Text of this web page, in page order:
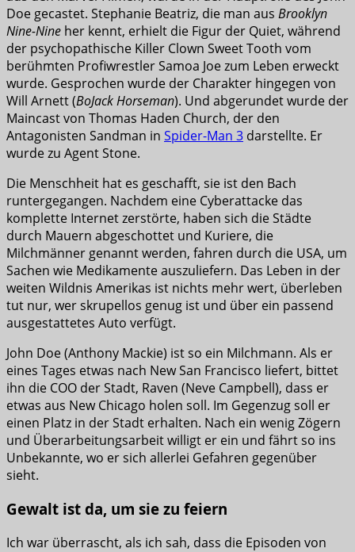
Doe gecastet. Stephanie Beatriz, die man aus Brooklyn
Nine-Nine her kennt, erhielt die Figur der Quiet, während
der psychopathische Killer Clown Sweet Tooth vom
berühmten Profiwrestler Samoa Joe zum Leben erweckt
wurde. Gesprochen wurde der Charakter hingegen von
Will Arnett (BoJack Horseman). Und abgerundet wurde der
Maincast von Thomas Haden Church, der den
Antagonisten Sandman in Spider-Man 3 darstellte. Er
wurde zu Agent Stone.
Die Menschheit hat es geschafft, sie ist den Bach
runtergegangen. Nachdem eine Cyberattacke das
komplette Internet zerstörte, haben sich die Städte
durch Mauern abgeschottet und Kuriere, die
Milchmänner genannt werden, fahren durch die USA, um
Sachen wie Medikamente auszuliefern. Das Leben in der
weiten Wildnis Amerikas ist nichts mehr wert, überleben
tut nur, wer skrupellos genug ist und über ein passend
ausgestattetes Auto verfügt.
John Doe (Anthony Mackie) ist so ein Milchmann. Als er
eines Tages etwas nach New San Francisco liefert, bittet
ihn die COO der Stadt, Raven (Neve Campbell), dass er
etwas aus New Chicago holen soll. Im Gegenzug soll er
einen Platz in der Stadt erhalten. Nach ein wenig Zögern
und Überarbeitungsarbeit willigt er ein und fährt so ins
Unbekannte, wo er sich allerlei Gefahren gegenüber
sieht.
Gewalt ist da, um sie zu feiern
Ich war überrascht, als ich sah, dass die Episoden von